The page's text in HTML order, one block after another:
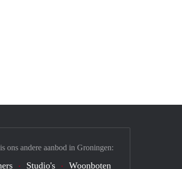
ons andere aanbod in Groningen:
Studio's Woonboten